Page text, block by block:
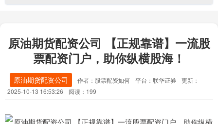
原油期货配资公司 【正规靠谱】一流股
票配资门户，助你纵横股海！
原油期货配资公司 作者：股票配资如何 平台：联华证券
更新：
2025-10-13 16:53:26
阅读：199